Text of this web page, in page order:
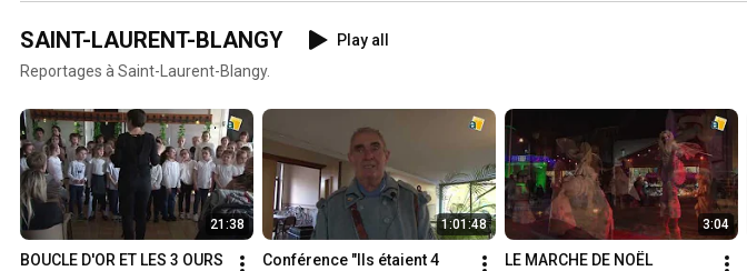
SAINT-LAURENT-BLANGY
Play all
Reportages à Saint-Laurent-Blangy.
21:38
BOUCLE D'OR ET LES 3 OURS
1:01:48
Conférence "Ils étaient 4
3:04
LE MARCHE DE NOËL